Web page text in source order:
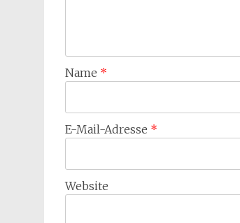
Name *
E-Mail-Adresse *
Website